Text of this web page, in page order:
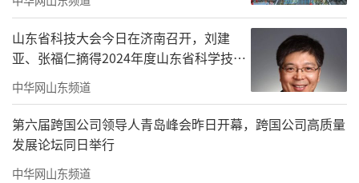
山东省科技大会今日在济南召开，刘建
亚、张福仁摘得2024年度山东省科学技术
奖最高奖！
中华网山东频道
第六届跨国公司领导人青岛峰会昨日开幕，跨国公司高质量
发展论坛同日举行
中华网山东频道